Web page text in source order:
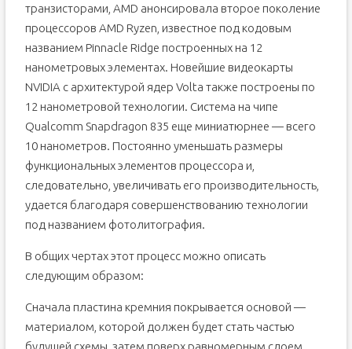
транзисторами, AMD анонсировала второе поколение
процессоров AMD Ryzen, известное под кодовым
названием Pinnacle Ridge построенных на 12
нанометровых элементах. Новейшие видеокарты
NVIDIA с архитектурой ядер Volta также построены по
12 нанометровой технологии. Система на чипе
Qualcomm Snapdragon 835 еще миниатюрнее — всего
10 нанометров. Постоянно уменьшать размеры
функциональных элементов процессора и,
следовательно, увеличивать его производительность,
удается благодаря совершенствованию технологии
под названием фотолитография.
В общих чертах этот процесс можно описать
следующим образом:
Сначала пластина кремния покрывается основой —
материалом, которой должен будет стать частью
будущей схемы, затем поверх равномерным слоем